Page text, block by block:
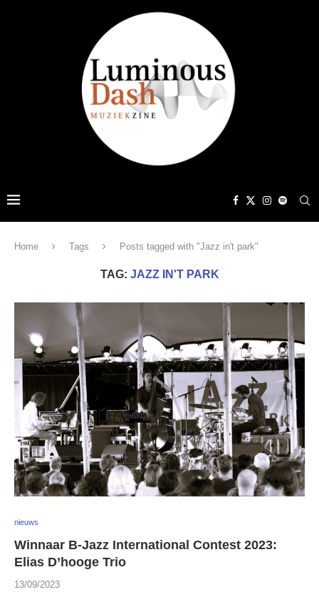
Home Tags Posts tagged with "Jazz in't park"
TAG: JAZZ IN'T PARK
nieuws
Winnaar B-Jazz International Contest 2023:
Elias D’hooge Trio
13/09/2023